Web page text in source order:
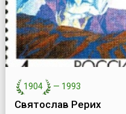
1904 — 1993
Святослав Рерих